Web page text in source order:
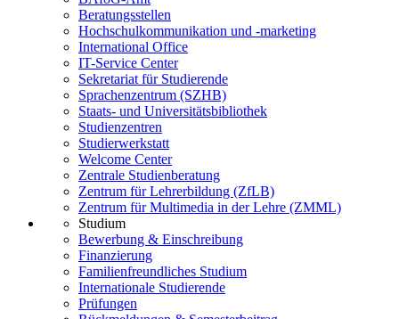
Beratungsstellen
Hochschulkommunikation und -marketing
International Office
IT-Service Center
Sekretariat für Studierende
Sprachenzentrum (SZHB)
Staats- und Universitätsbibliothek
Studienzentren
Studierwerkstatt
Welcome Center
Zentrale Studienberatung
Zentrum für Lehrerbildung (ZfLB)
Zentrum für Multimedia in der Lehre (ZMML)
Studium
Bewerbung & Einschreibung
Finanzierung
Familienfreundliches Studium
Internationale Studierende
Prüfungen